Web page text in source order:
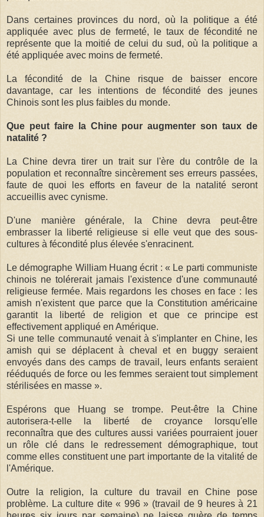
Dans certaines provinces du nord, où la politique a été
appliquée avec plus de fermeté, le taux de fécondité ne
représente que la moitié de celui du sud, où la politique a
été appliquée avec moins de fermeté.
La fécondité de la Chine risque de baisser encore
davantage, car les intentions de fécondité des jeunes
Chinois sont les plus faibles du monde.
Que peut faire la Chine pour augmenter son taux de
natalité ?
La Chine devra tirer un trait sur l'ère du contrôle de la
population et reconnaître sincèrement ses erreurs passées,
faute de quoi les efforts en faveur de la natalité seront
accueillis avec cynisme.
D'une manière générale, la Chine devra peut-être
embrasser la liberté religieuse si elle veut que des sous-
cultures à fécondité plus élevée s'enracinent.
Le démographe William Huang écrit : « Le parti communiste
chinois ne tolérerait jamais l'existence d'une communauté
religieuse fermée. Mais regardons les choses en face : les
amish n'existent que parce que la Constitution américaine
garantit la liberté de religion et que ce principe est
effectivement appliqué en Amérique.
Si une telle communauté venait à s'implanter en Chine, les
amish qui se déplacent à cheval et en buggy seraient
envoyés dans des camps de travail, leurs enfants seraient
rééduqués de force ou les femmes seraient tout simplement
stérilisées en masse ».
Espérons que Huang se trompe. Peut-être la Chine
autorisera-t-elle la liberté de croyance lorsqu'elle
reconnaîtra que des cultures aussi variées pourraient jouer
un rôle clé dans le redressement démographique, tout
comme elles constituent une part importante de la vitalité de
l'Amérique.
Outre la religion, la culture du travail en Chine pose
problème. La culture dite « 996 » (travail de 9 heures à 21